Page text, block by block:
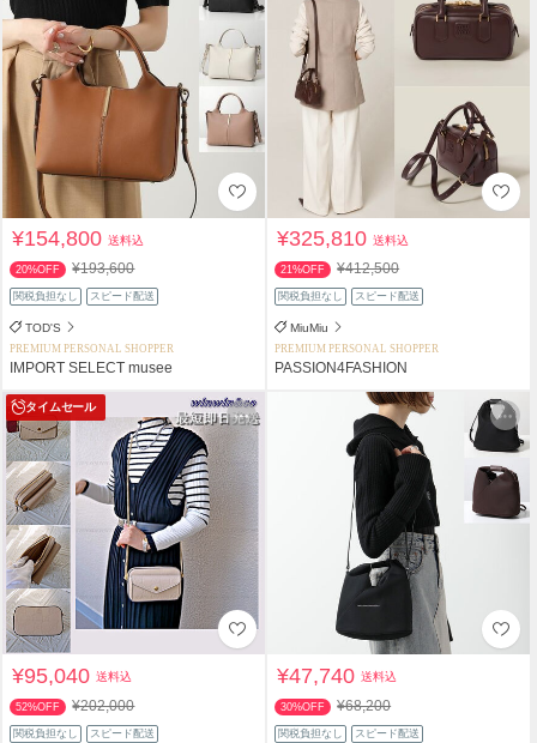
¥154,800送料込
20%OFF ¥193,600
関税負担なし スピード配送
TOD'S
PREMIUM PERSONAL SHOPPER
IMPORT SELECT musee
¥325,810送料込
21%OFF ¥412,500
関税負担なし スピード配送
MiuMiu
PREMIUM PERSONAL SHOPPER
PASSION4FASHION
タイムセール
¥95,040送料込
52%OFF ¥202,000
関税負担なし スピード配送
¥47,740送料込
30%OFF ¥68,200
関税負担なし スピード配送